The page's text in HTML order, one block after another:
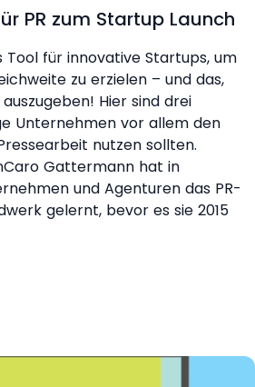
PR zum Startup Launch
Tool für innovative Startups, um
zu erzielen – und das,
Hier sind drei
Unternehmen vor allem den
nutzen sollten.
Gattermann hat in
und Agenturen das PR-
gelernt, bevor es sie 2015